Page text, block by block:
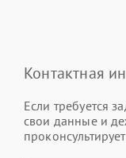
Контактная
Если требуется
свои данные и